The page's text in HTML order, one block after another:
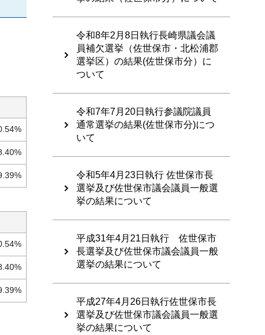
令和8年2月8日執行長崎県議会議
員補欠選挙（佐世保市・北松浦郡
選挙区）の結果(佐世保市分）に
ついて
令和7年7月20日執行参議院議員
通常選挙の結果(佐世保市分)につ
いて
令和5年4月23日執行 佐世保市長
選挙及び佐世保市議会議員一般選
挙の結果について
平成31年4月21日執行 佐世保市
長選挙及び佐世保市議会議員一般
選挙の結果について
平成27年4月26日執行佐世保市長
選挙及び佐世保市議会議員一般選
挙の結果について